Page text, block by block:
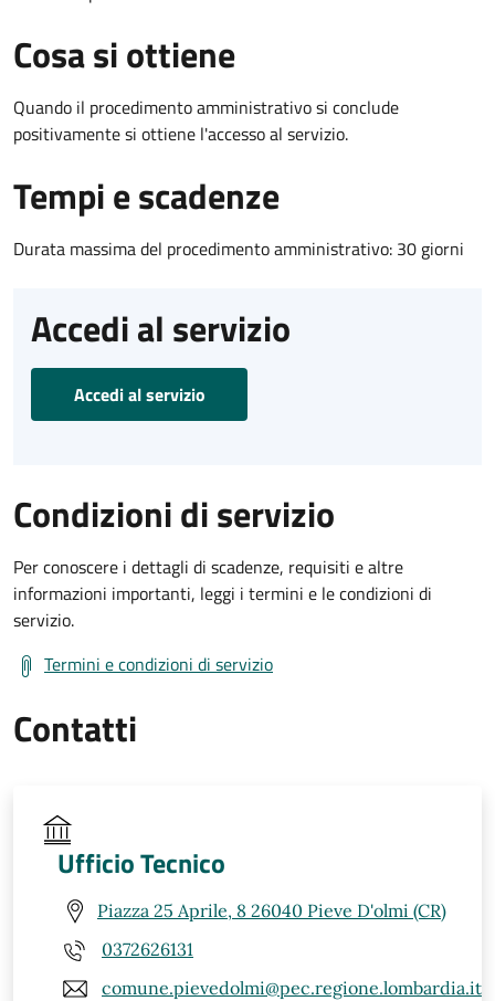
Cosa si ottiene
Quando il procedimento amministrativo si conclude
positivamente si ottiene l'accesso al servizio.
Tempi e scadenze
Durata massima del procedimento amministrativo: 30 giorni
Accedi al servizio
Accedi al servizio
Condizioni di servizio
Per conoscere i dettagli di scadenze, requisiti e altre
informazioni importanti, leggi i termini e le condizioni di
servizio.
Termini e condizioni di servizio
Contatti
Ufficio Tecnico
Piazza 25 Aprile, 8 26040 Pieve D'olmi (CR)
0372626131
comune.pievedolmi@pec.regione.lombardia.it